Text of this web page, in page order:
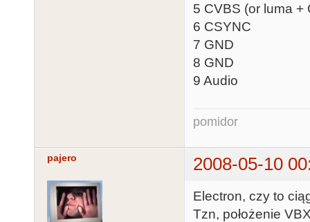
5 CVBS (or luma +
6 CSYNC
7 GND
8 GND
9 Audio
pomidor
pajero 2008-05-10
Electron, czy to
Tzn, położenie